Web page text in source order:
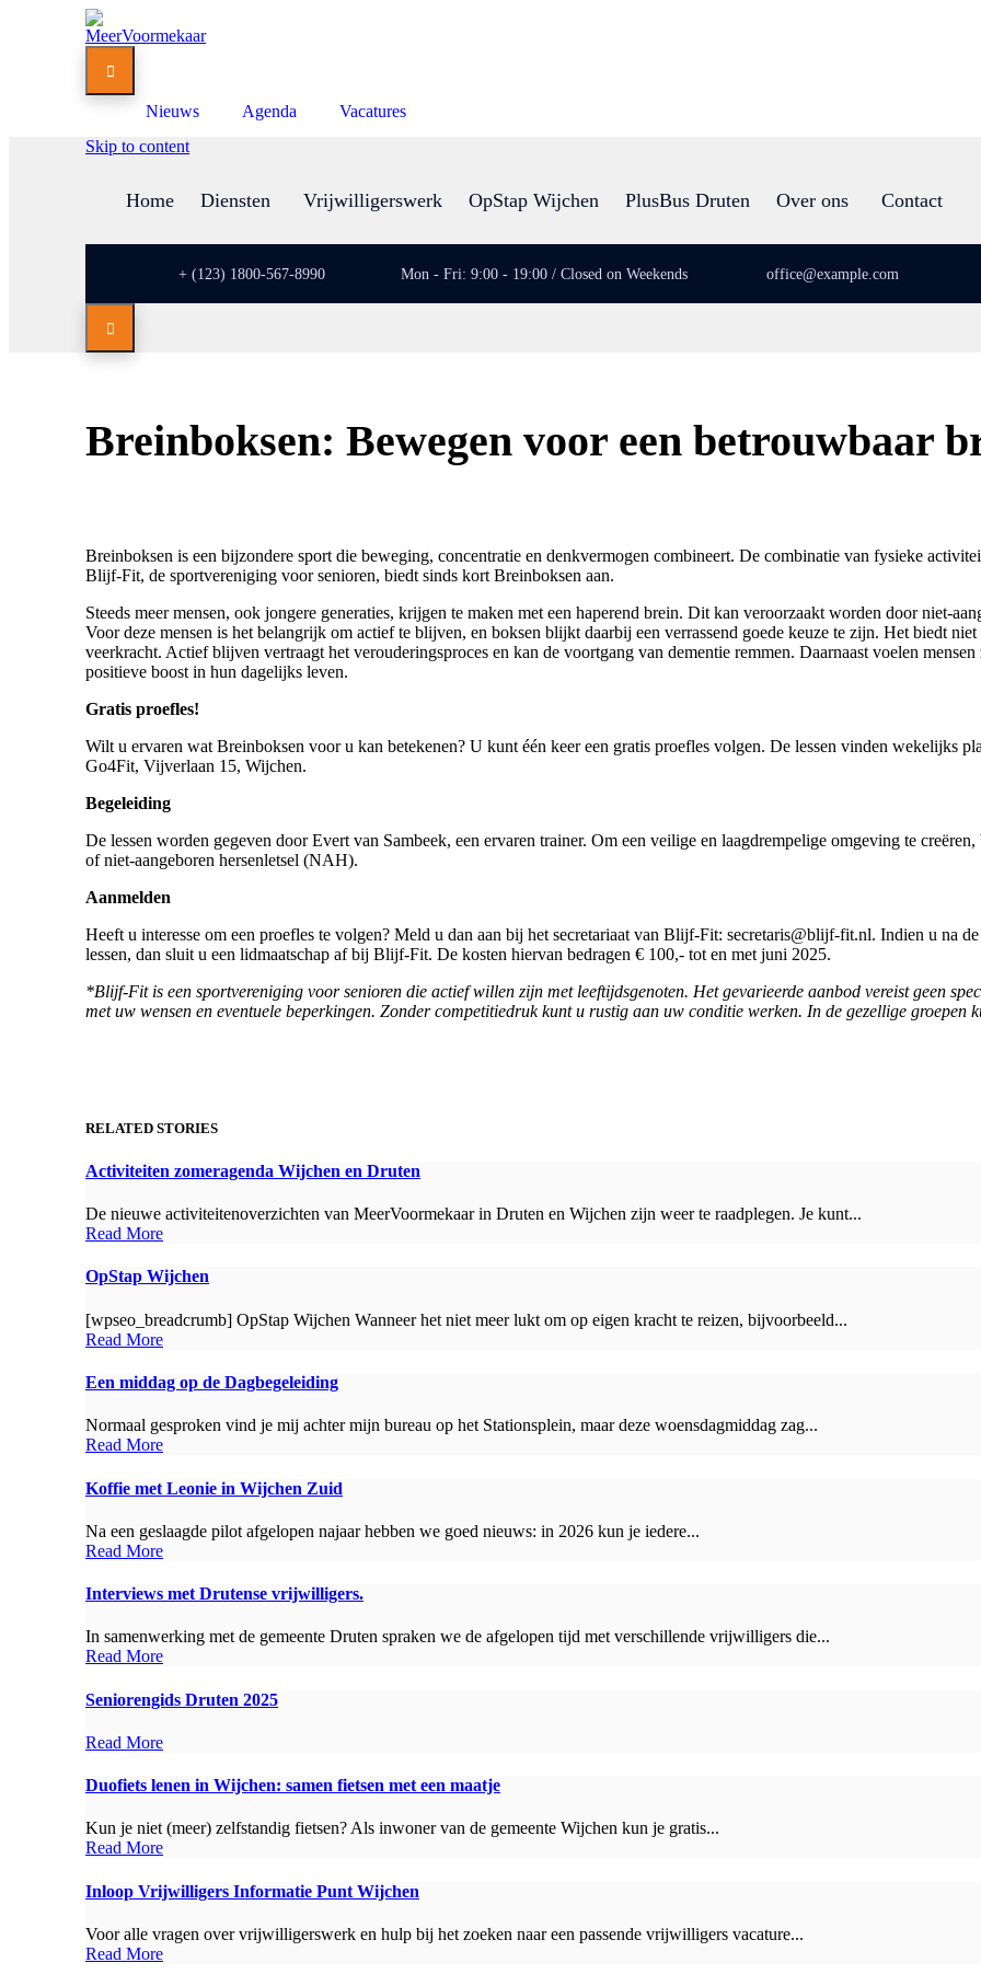

Nieuws Agenda
Vacatures
Skip to content
Home Diensten Vrijwilligerswerk OpStap Wijchen PlusBus Druten Over ons Contact
+ (123) 1800-567-8990 Mon - Fri: 9:00 - 19:00 / Closed on Weekends office@example.com

Breinboksen: Bewegen voor een betrouwbaar
Breinboksen is een bijzondere sport die beweging, concentratie en denkvermogen combineert. De combinatie van fysieke
Blijf-Fit, de sportvereniging voor senioren, biedt sinds kort Breinboksen aan.
Steeds meer mensen, ook jongere generaties, krijgen te maken met een haperend brein. Dit kan veroorzaakt worden door niet-
Voor deze mensen is het belangrijk om actief te blijven, en boksen blijkt daarbij een verrassend goede keuze te zijn. Het biedt
veerkracht. Actief blijven vertraagt het verouderingsproces en kan de voortgang van dementie remmen. Daarnaast voelen mensen
positieve boost in hun dagelijks leven.
Gratis proefles!
Wilt u ervaren wat Breinboksen voor u kan betekenen? U kunt één keer een gratis proefles volgen. De lessen vinden wekelijks
Go4Fit, Vijverlaan 15, Wijchen.
Begeleiding
De lessen worden gegeven door Evert van Sambeek, een ervaren trainer. Om een veilige en laagdrempelige omgeving te
of niet-aangeboren hersenletsel (NAH).
Aanmelden
Heeft u interesse om een proefles te volgen? Meld u dan aan bij het secretariaat van Blijf-Fit: secretaris@blijf-fit.nl. Indien u na
lessen, dan sluit u een lidmaatschap af bij Blijf-Fit. De kosten hiervan bedragen € 100,- tot en met juni 2025.
*Blijf-Fit is een sportvereniging voor senioren die actief willen zijn met leeftijdsgenoten. Het gevarieerde aanbod vereist geen
met uw wensen en eventuele beperkingen. Zonder competitiedruk kunt u rustig aan uw conditie werken. In de gezellige groepen
RELATED STORIES
Activiteiten zomeragenda Wijchen en Druten
De nieuwe activiteitenoverzichten van MeerVoormekaar in Druten en Wijchen zijn weer te raadplegen. Je kunt...
Read More
OpStap Wijchen
[wpseo_breadcrumb] OpStap Wijchen Wanneer het niet meer lukt om op eigen kracht te reizen, bijvoorbeeld...
Read More
Een middag op de Dagbegeleiding
Normaal gesproken vind je mij achter mijn bureau op het Stationsplein, maar deze woensdagmiddag zag...
Read More
Koffie met Leonie in Wijchen Zuid
Na een geslaagde pilot afgelopen najaar hebben we goed nieuws: in 2026 kun je iedere...
Read More
Interviews met Drutense vrijwilligers.
In samenwerking met de gemeente Druten spraken we de afgelopen tijd met verschillende vrijwilligers die...
Read More
Seniorengids Druten 2025
Read More
Duofiets lenen in Wijchen: samen fietsen met een maatje
Kun je niet (meer) zelfstandig fietsen? Als inwoner van de gemeente Wijchen kun je gratis...
Read More
Inloop Vrijwilligers Informatie Punt Wijchen
Voor alle vragen over vrijwilligerswerk en hulp bij het zoeken naar een passende vrijwilligers vacature...
Read More